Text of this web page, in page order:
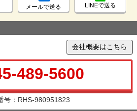
メールで送る LINEで送る
会社概要はこちら
489-5600
号：RHS-980951823